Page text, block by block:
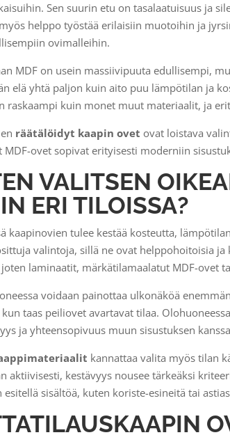
Sen suurin etu on tasalaatuisuus ja
helppo työstää erilaisiin muotoihin ja
ovimalleihin.
MDF on usein massiivipuuta edullisempi,
elä yhtä paljon kuin aito puu lämpötilan ja
raskaampi kuin monet muut materiaalit, ja
räätälöidyt kaapin ovet ovat loistava
MDF-ovet sopivat erityisesti moderniin
VALITSEN
ERI TILOISSA?
kaapinovien tulee kestää kosteutta,
valintoja, sillä ne ovat helppohoitoisia
joten laminaatit, märkätilamaalatut MDF-ovet
voidaan painottaa ulkonäköä
taas peiliovet avartavat tilaa.
ja yhteensopivuus muun sisustuksen
kannattaa valita myös tilan
aktiivisesti, kestävyys nousee tärkeäksi
esitellä sisältöä, kuten koriste-esineitä tai